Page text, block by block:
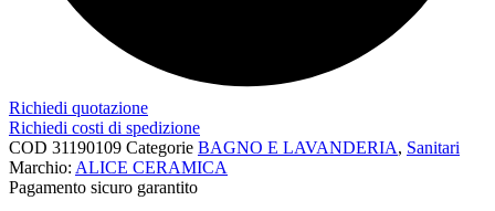
Richiedi quotazione
Richiedi costi di spedizione
COD 31190109 Categorie BAGNO E LAVANDERIA, Sanitari
Marchio: ALICE CERAMICA
Pagamento sicuro garantito​